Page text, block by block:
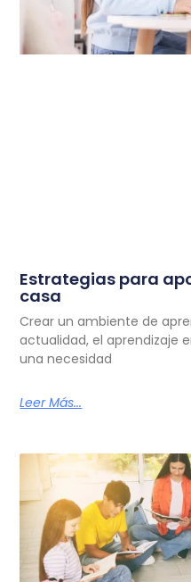
Estrategias para
casa
Crear un ambiente de
actualidad, el aprendizaje
una necesidad
Leer Más...